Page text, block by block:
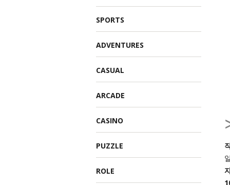
SPORTS
ADVENTURES
CASUAL
ARCADE
CASINO
PUZZLE
ROLE